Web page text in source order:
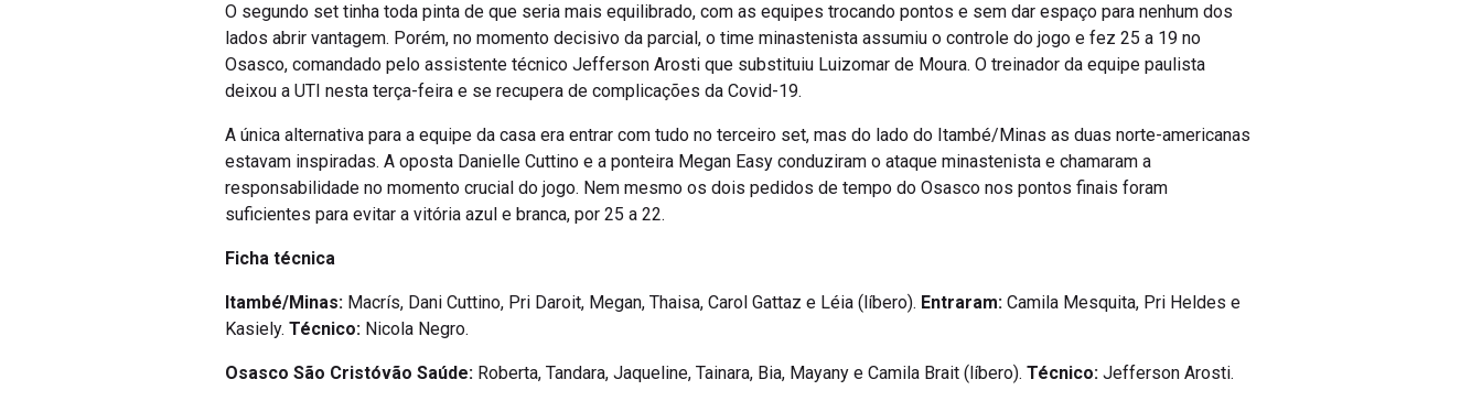
O segundo set tinha toda pinta de que seria mais equilibrado, com as equipes trocando pontos e sem dar espaço para nenhum dos
lados abrir vantagem. Porém, no momento decisivo da parcial, o time minastenista assumiu o controle do jogo e fez 25 a 19 no
Osasco, comandado pelo assistente técnico Jefferson Arosti que substituiu Luizomar de Moura. O treinador da equipe paulista
deixou a UTI nesta terça-feira e se recupera de complicações da Covid-19.
A única alternativa para a equipe da casa era entrar com tudo no terceiro set, mas do lado do Itambé/Minas as duas norte-americanas
estavam inspiradas. A oposta Danielle Cuttino e a ponteira Megan Easy conduziram o ataque minastenista e chamaram a
responsabilidade no momento crucial do jogo. Nem mesmo os dois pedidos de tempo do Osasco nos pontos finais foram
suficientes para evitar a vitória azul e branca, por 25 a 22.
Ficha técnica
Itambé/Minas: Macrís, Dani Cuttino, Pri Daroit, Megan, Thaisa, Carol Gattaz e Léia (líbero). Entraram: Camila Mesquita, Pri Heldes e
Kasiely. Técnico: Nicola Negro.
Osasco São Cristóvão Saúde: Roberta, Tandara, Jaqueline, Tainara, Bia, Mayany e Camila Brait (líbero). Técnico: Jefferson Arosti.